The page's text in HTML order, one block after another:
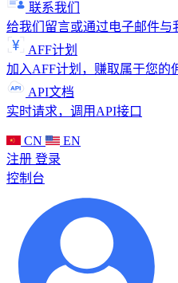
联系我们
给我们留言或通过电子邮件与
AFF计划
加入AFF计划，赚取属于您的
API文档
实时请求，调用API接口
CN
EN
注册 登录
控制台